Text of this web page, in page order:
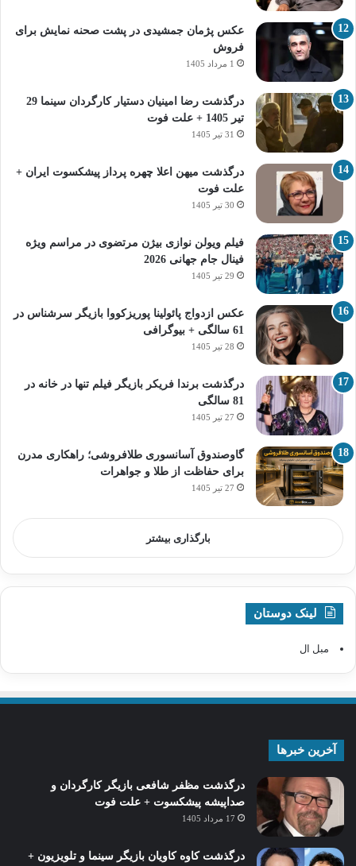
عکس پژمان جمشیدی در پشت صحنه نمایش برای
فروش
1 مرداد 1405
درگذشت رضا امینیان دستیار کارگردان سینما 29
تیر 1405 + علت فوت
31 تیر 1405
درگذشت میهن اعلا چهره پرداز پیشکسوت ایران +
علت فوت
30 تیر 1405
فیلم ویولن نوازی بیژن مرتضوی در مراسم ویژه
فینال جام جهانی 2026
29 تیر 1405
عکس ازدواج پائولینا پوریزکووا بازیگر سرشناس در
61 سالگی + بیوگرافی
28 تیر 1405
درگذشت برندا فریکر بازیگر فیلم تنها در خانه در
81 سالگی
27 تیر 1405
گاوصندوق آسانسوری طلافروشی؛ راهکاری مدرن
برای حفاظت از طلا و جواهرات
27 تیر 1405
بارگذاری بیشتر
لینک دوستان
مبل ال
آخرین خبرها
درگذشت مظفر شافعی بازیگر کارگردان و
صداپیشه پیشکسوت + علت فوت
17 مرداد 1405
درگذشت کاوه کاویان بازیگر سینما و تلویزیون +